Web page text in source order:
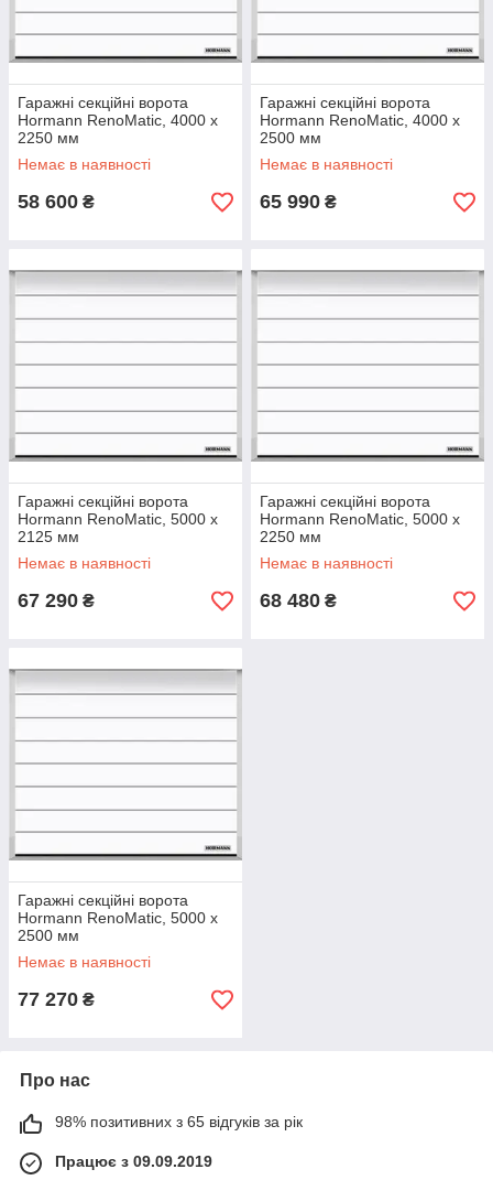
Гаражні секційні ворота
Hormann RenoMatic, 4000 x
2250 мм
Немає в наявності
58 600 ₴
Гаражні секційні ворота
Hormann RenoMatic, 4000 x
2500 мм
Немає в наявності
65 990 ₴
Гаражні секційні ворота
Hormann RenoMatic, 5000 x
2125 мм
Немає в наявності
67 290 ₴
Гаражні секційні ворота
Hormann RenoMatic, 5000 x
2250 мм
Немає в наявності
68 480 ₴
Гаражні секційні ворота
Hormann RenoMatic, 5000 x
2500 мм
Немає в наявності
77 270 ₴
Про нас
98% позитивних з 65 відгуків за рік
Працює з 09.09.2019